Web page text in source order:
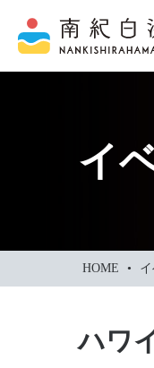
イ
HOME •
ハワ